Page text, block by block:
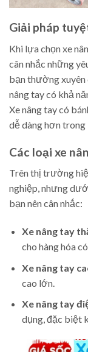
Giải pháp
Khi lựa chọn xe
cân nhắc những
bạn thường xuyên
nâng tay có khả
Xe nâng tay có
dễ dàng hơn trong
Các loại xe
Trên thị trường
nghiệp, nhưng
bạn nên cân nhắc:
Xe nâng tay
cho hàng hóa
Xe nâng tay
cao lớn.
Xe nâng tay
dụng, đặc biệt